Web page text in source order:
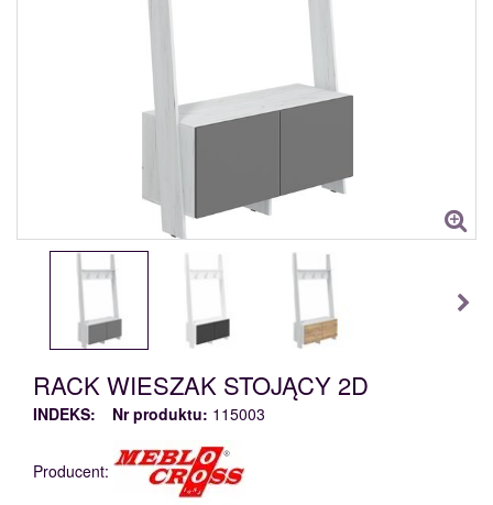
RACK WIESZAK STOJĄCY 2D
INDEKS: Nr produktu: 115003
Producent: